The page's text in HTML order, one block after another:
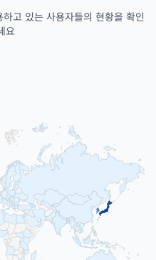
고 있는 사용자들의 현황을 확인
요